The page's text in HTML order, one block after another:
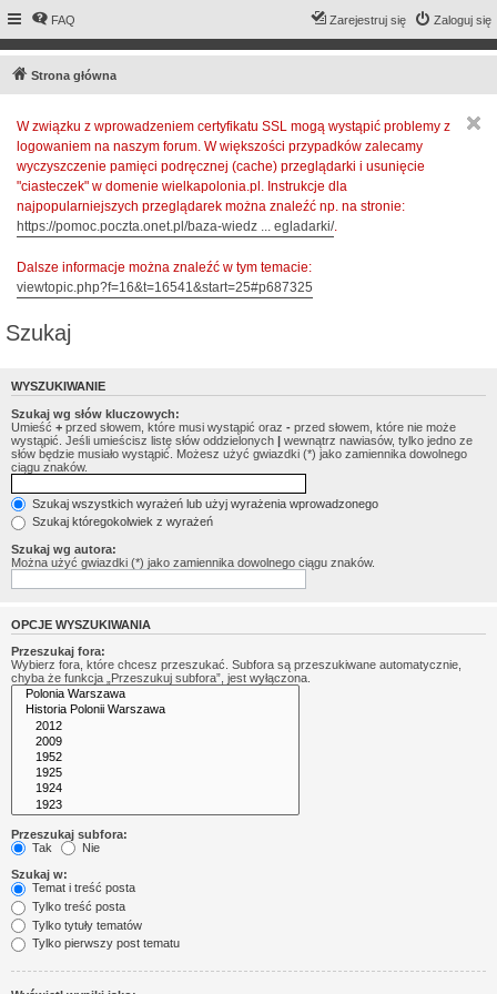
FAQ Zaloguj się
Zarejestruj się
Strona główna
W związku z wprowadzeniem certyfikatu SSL mogą wystąpić problemy z
logowaniem na naszym forum. W większości przypadków zalecamy
wyczyszczenie pamięci podręcznej (cache) przeglądarki i usunięcie
"ciasteczek" w domenie wielkapolonia.pl. Instrukcje dla
najpopularniejszych przeglądarek można znaleźć np. na stronie:
https://pomoc.poczta.onet.pl/baza-wiedz ... egladarki/.
Dalsze informacje można znaleźć w tym temacie:
viewtopic.php?f=16&t=16541&start=25#p687325
Szukaj
WYSZUKIWANIE
Szukaj wg słów kluczowych:
Umieść + przed słowem, które musi wystąpić oraz - przed słowem, które nie może
wystąpić. Jeśli umieścisz listę słów oddzielonych | wewnątrz nawiasów, tylko jedno ze
słów będzie musiało wystąpić. Możesz użyć gwiazdki (*) jako zamiennika dowolnego
ciągu znaków.
Szukaj wszystkich wyrażeń lub użyj wyrażenia wprowadzonego
Szukaj któregokolwiek z wyrażeń
Szukaj wg autora:
Można użyć gwiazdki (*) jako zamiennika dowolnego ciągu znaków.
OPCJE WYSZUKIWANIA
Przeszukaj fora:
Wybierz fora, które chcesz przeszukać. Subfora są przeszukiwane automatycznie,
chyba że funkcja „Przeszukuj subfora”, jest wyłączona.
Przeszukaj subfora:
Tak
Nie
Szukaj w:
Temat i treść posta
Tylko treść posta
Tylko tytuły tematów
Tylko pierwszy post tematu